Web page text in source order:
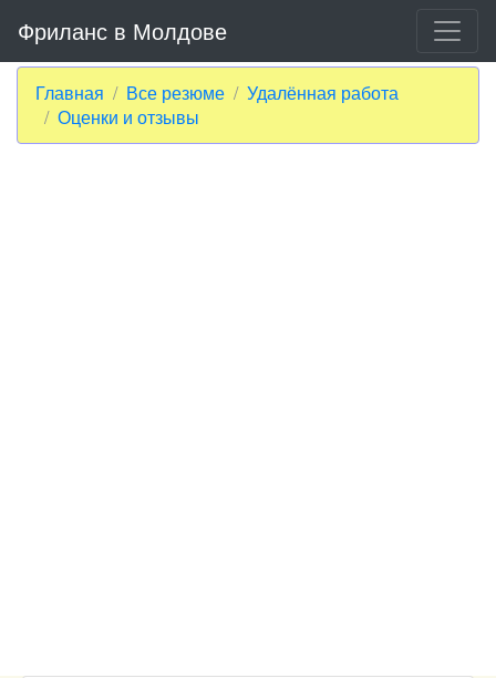
Фриланс в Молдове
Главная Все резюме
Удалённая работа
Оценки и отзывы